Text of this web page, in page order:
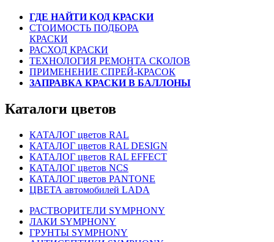
ГДЕ НАЙТИ КОД КРАСКИ
СТОИМОСТЬ ПОДБОРА
КРАСКИ
РАСХОД КРАСКИ
ТЕХНОЛОГИЯ РЕМОНТА СКОЛОВ
ПРИМЕНЕНИЕ СПРЕЙ-КРАСОК
ЗАПРАВКА КРАСКИ В БАЛЛОНЫ
Каталоги цветов
КАТАЛОГ цветов RAL
КАТАЛОГ цветов RAL DESIGN
КАТАЛОГ цветов RAL EFFECT
КАТАЛОГ цветов NCS
КАТАЛОГ цветов PANTONE
ЦВЕТА автомобилей LADA
РАСТВОРИТЕЛИ SYMPHONY
ЛАКИ SYMPHONY
ГРУНТЫ SYMPHONY